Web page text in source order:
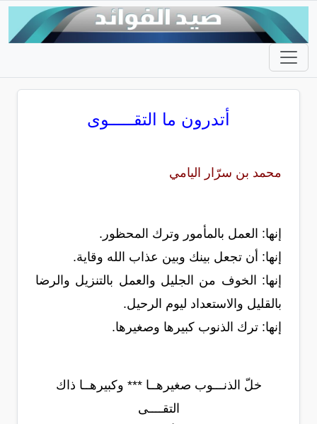
أتدرون ما التقـــــوى
محمد بن سرّار اليامي
إنها: العمل بالمأمور وترك المحظور.
إنها: أن تجعل بينك وبين عذاب الله وقاية.
إنها: الخوف من الجليل والعمل بالتنزيل والرضا
بالقليل والاستعداد ليوم الرحيل.
إنها: ترك الذنوب كبيرها وصغيرها.
خلّ الذنـــوب صغيرهــا *** وكبيرهــا ذاك
التقــــى